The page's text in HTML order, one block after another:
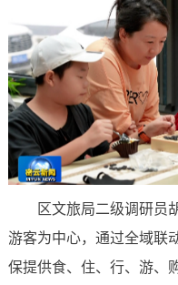
区文旅局二级调研员
游客为中心，通过全域联
保提供食、住、行、游、